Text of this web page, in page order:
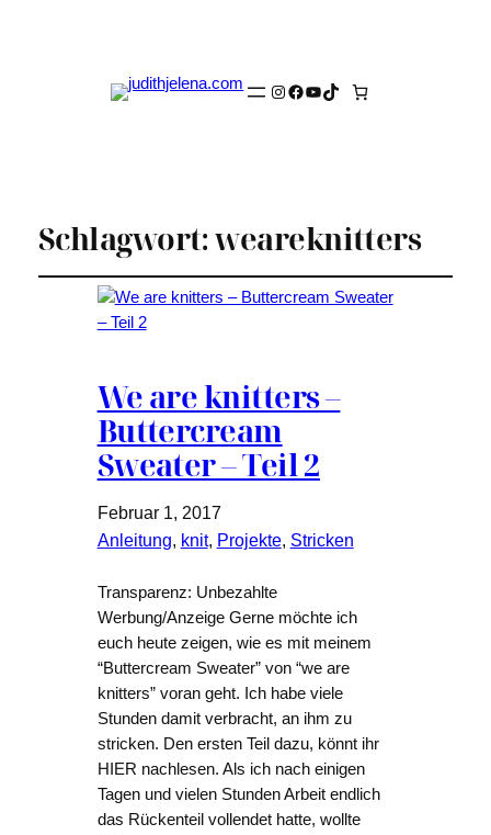
Instagram
Facebook
YouTube
TikTok
Schlagwort:weareknitters
We are knitters –
Buttercream
Sweater – Teil 2
Februar 1, 2017
Anleitung, knit, Projekte, Stricken
Transparenz: Unbezahlte
Werbung/Anzeige Gerne möchte ich
euch heute zeigen, wie es mit meinem
“Buttercream Sweater” von “we are
knitters” voran geht. Ich habe viele
Stunden damit verbracht, an ihm zu
stricken. Den ersten Teil dazu, könnt ihr
HIER nachlesen. Als ich nach einigen
Tagen und vielen Stunden Arbeit endlich
das Rückenteil vollendet hatte, wollte